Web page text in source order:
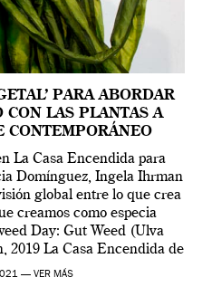
PARA ABORDAR
CON LAS PLANTAS A
CONTEMPORÁNEO
La Casa Encendida para
Domínguez, Ingela Ihrman
global entre lo que crea
creamos como especia
Day: Gut Weed (Ulva
2019 La Casa Encendida de
Wellcome […]
— VER MÁS